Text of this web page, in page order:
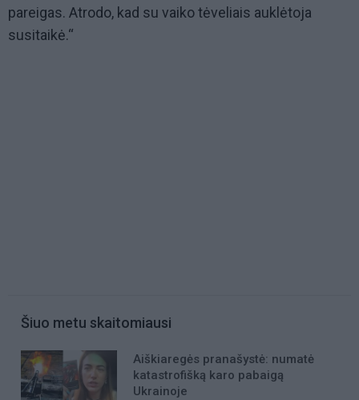
pareigas. Atrodo, kad su vaiko tėveliais auklėtoja
susitaikė.“
Šiuo metu skaitomiausi
Aiškiaregės pranašystė: numatė
katastrofišką karo pabaigą
Ukrainoje